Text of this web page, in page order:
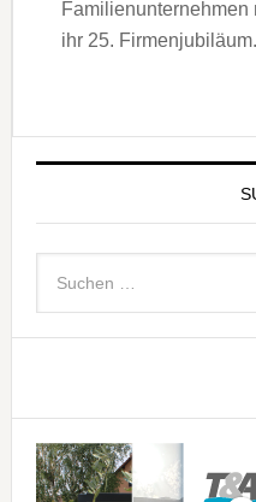
Familienunternehmen
ihr 25. Firmenjubiläum.